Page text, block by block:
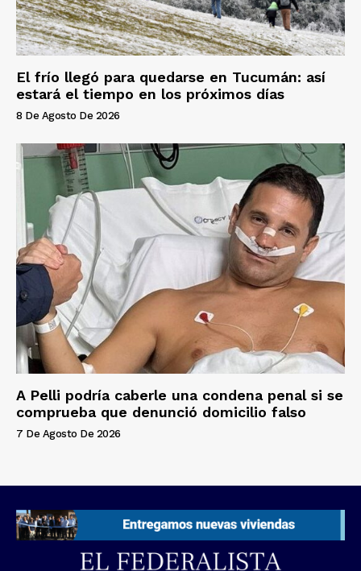
El frío llegó para quedarse en Tucumán: así
estará el tiempo en los próximos días
8 De Agosto De 2026
A Pelli podría caberle una condena penal si se
comprueba que denunció domicilio falso
7 De Agosto De 2026